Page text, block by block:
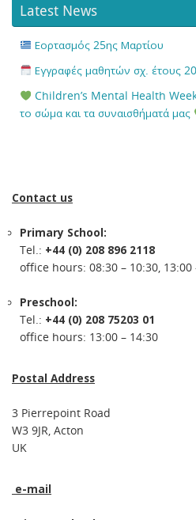
Latest News
Εορτασμός 25ης Μαρτίου
Εγγραφές μαθητών σχ. έτους
Children’s Mental Health
το σώμα και τα συναισθήματά μας
Contact us
Primary School:
Tel.: +44 (0) 208 896 2118
office hours: 08:30 – 10:30, 13:00
Preschool:
Tel.: +44 (0) 208 75203 01
office hours: 13:00 – 14:30
Postal Address
3 Pierrepoint Road
W3 9JR, Acton
UK
e-mail